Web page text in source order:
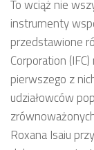
To wciąż nie
instrumenty
przedstawione
Corporation
pierwszego z
udziałowców
Roxana Isaiu